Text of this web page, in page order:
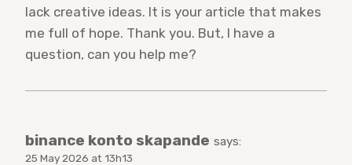
lack creative ideas. It is your article that makes
me full of hope. Thank you. But, I have a
question, can you help me?
binance konto skapande says:
25 May 2026 at 13h13